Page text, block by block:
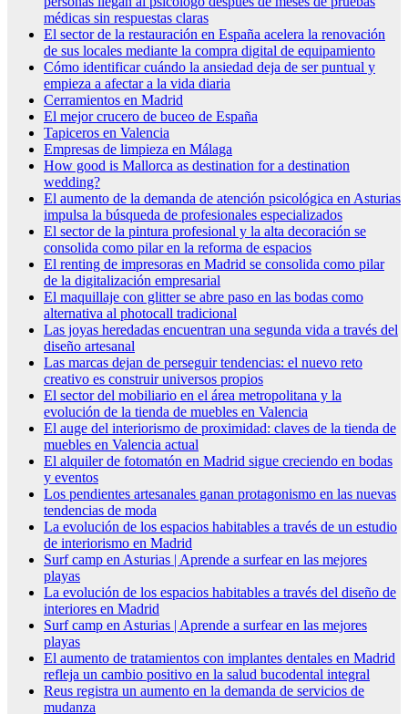
médicas sin respuestas claras
El sector de la restauración en España acelera la renovación
de sus locales mediante la compra digital de equipamiento
Cómo identificar cuándo la ansiedad deja de ser puntual y
empieza a afectar a la vida diaria
Cerramientos en Madrid
El mejor crucero de buceo de España
Tapiceros en Valencia
Empresas de limpieza en Málaga
How good is Mallorca as destination for a destination
wedding?
El aumento de la demanda de atención psicológica en Asturias
impulsa la búsqueda de profesionales especializados
El sector de la pintura profesional y la alta decoración se
consolida como pilar en la reforma de espacios
El renting de impresoras en Madrid se consolida como pilar
de la digitalización empresarial
El maquillaje con glitter se abre paso en las bodas como
alternativa al photocall tradicional
Las joyas heredadas encuentran una segunda vida a través del
diseño artesanal
Las marcas dejan de perseguir tendencias: el nuevo reto
creativo es construir universos propios
El sector del mobiliario en el área metropolitana y la
evolución de la tienda de muebles en Valencia
El auge del interiorismo de proximidad: claves de la tienda de
muebles en Valencia actual
El alquiler de fotomatón en Madrid sigue creciendo en bodas
y eventos
Los pendientes artesanales ganan protagonismo en las nuevas
tendencias de moda
La evolución de los espacios habitables a través de un estudio
de interiorismo en Madrid
Surf camp en Asturias | Aprende a surfear en las mejores
playas
La evolución de los espacios habitables a través del diseño de
interiores en Madrid
Surf camp en Asturias | Aprende a surfear en las mejores
playas
El aumento de tratamientos con implantes dentales en Madrid
refleja un cambio positivo en la salud bucodental integral
Reus registra un aumento en la demanda de servicios de
mudanza